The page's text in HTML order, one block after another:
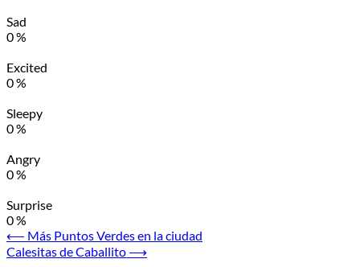
Sad
0%
Excited
0%
Sleepy
0%
Angry
0%
Surprise
0%
Navegación
de
⟵ Más Puntos Verdes en la ciudad
Calesitas de Caballito ⟶